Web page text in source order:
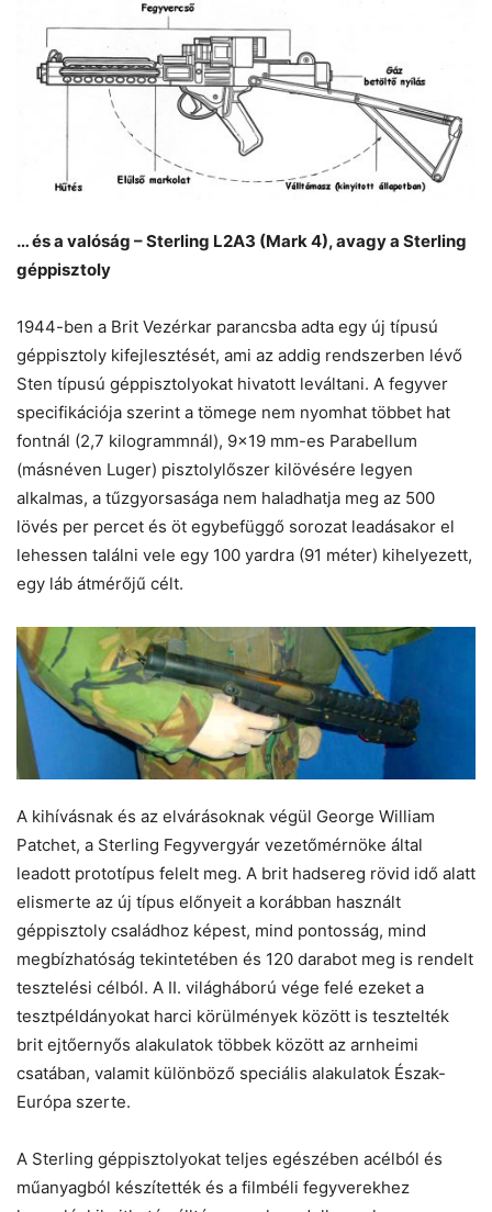
… és a valóság – Sterling L2A3 (Mark 4), avagy a Sterling
géppisztoly
1944-ben a Brit Vezérkar parancsba adta egy új típusú
géppisztoly kifejlesztését, ami az addig rendszerben lévő
Sten típusú géppisztolyokat hivatott leváltani. A fegyver
specifikációja szerint a tömege nem nyomhat többet hat
fontnál (2,7 kilogrammnál), 9×19 mm-es Parabellum
(másnéven Luger) pisztolylőszer kilövésére legyen
alkalmas, a tűzgyorsasága nem haladhatja meg az 500
lövés per percet és öt egybefüggő sorozat leadásakor el
lehessen találni vele egy 100 yardra (91 méter) kihelyezett,
egy láb átmérőjű célt.
A kihívásnak és az elvárásoknak végül George William
Patchet, a Sterling Fegyvergyár vezetőmérnöke által
leadott prototípus felelt meg. A brit hadsereg rövid idő alatt
elismerte az új típus előnyeit a korábban használt
géppisztoly családhoz képest, mind pontosság, mind
megbízhatóság tekintetében és 120 darabot meg is rendelt
tesztelési célból. A II. világháború vége felé ezeket a
tesztpéldányokat harci körülmények között is tesztelték
brit ejtőernyős alakulatok többek között az arnheimi
csatában, valamit különböző speciális alakulatok Észak-
Európa szerte.
A Sterling géppisztolyokat teljes egészében acélból és
műanyagból készítették és a filmbéli fegyverekhez